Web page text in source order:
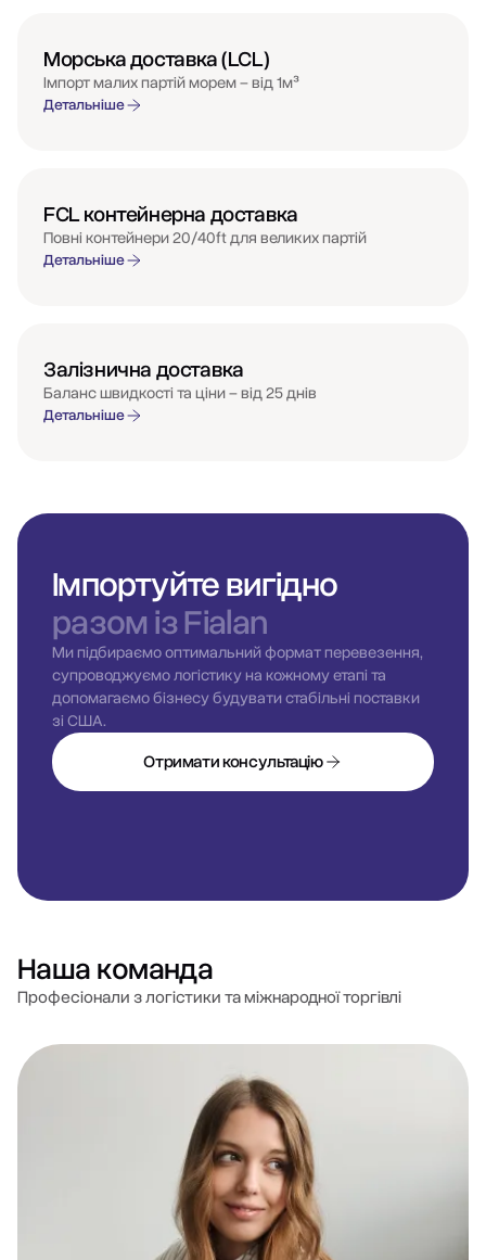
Морська доставка (LCL)
Імпорт малих партій морем – від 1м³
Детальніше
FCL контейнерна доставка
Повні контейнери 20/40ft для великих партій
Детальніше
Залізнична доставка
Баланс швидкості та ціни – від 25 днів
Детальніше
Імпортуйте вигідно
разом із Fialan
Ми підбираємо оптимальний формат перевезення,
супроводжуємо логістику на кожному етапі та
допомагаємо бізнесу будувати стабільні поставки
зі США.
Отримати консультацію
Наша команда
Професіонали з логістики та міжнародної торгівлі